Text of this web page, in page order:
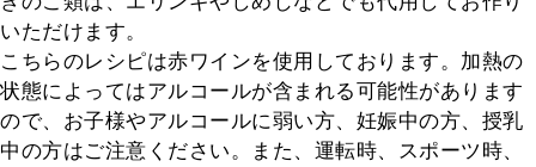
いただけます。
こちらのレシピは赤ワインを使用しております。加熱の
状態によってはアルコールが含まれる可能性があります
ので、お子様やアルコールに弱い方、妊娠中の方、授乳
中の方はご注意ください。また、運転時、スポーツ時、